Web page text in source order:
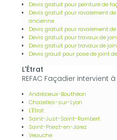
Devis gratuit pour peinture de
Devis gratuit pour ravalement
ancienne
Devis gratuit pour ravalement
Devis gratuit pour travaux de
Devis gratuit pour travaux de
Devis grauit pour pose de joint
L'Étrat
REFAC Façadier intervient
Andrézieux-Bouthéon
Chazelles-sur-Lyon
L'Étrat
Saint-Just-Saint-Rambert
Saint-Priest-en-Jarez
Veauche